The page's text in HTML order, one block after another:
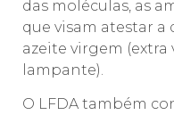
das moléculas, as
que visam atestar a
azeite virgem (extra
lampante).
O LFDA também